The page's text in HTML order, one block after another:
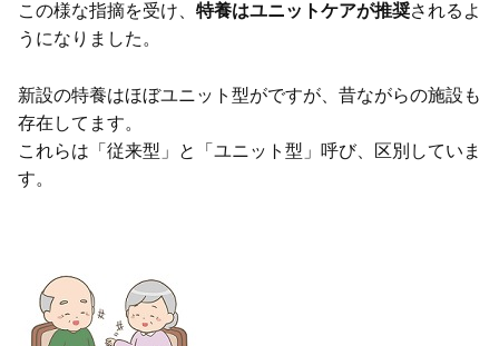
この様な指摘を受け、 特養はユニットケアが推奨されるよ
うになりました。
新設の特養はほぼユニット型がですが、昔ながらの施設も
存在してます。
これらは「従来型」と「ユニット型」呼び、区別していま
す。